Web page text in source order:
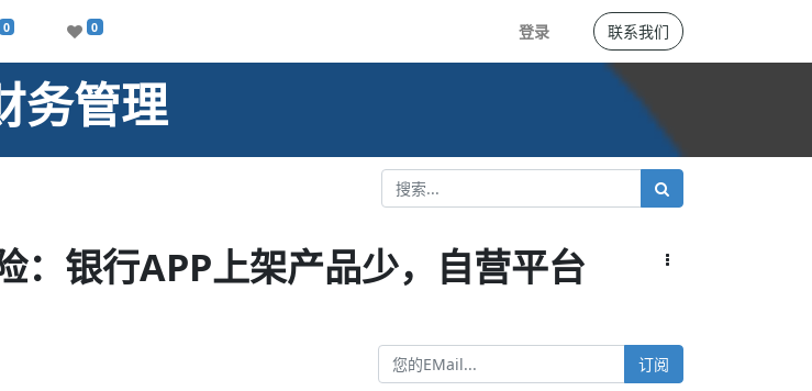
0 0 登录 联系我们
务管理
：银行APP上架产品少，自营平台
订阅